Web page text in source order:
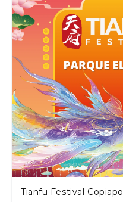
Tianfu Festival Copiapo